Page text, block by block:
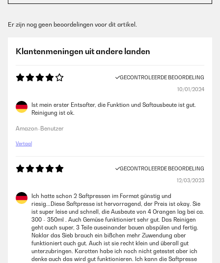
Er zijn nog geen beoordelingen voor dit artikel.
Klantenmeningen uit andere landen
GECONTROLEERDE BEOORDELING
10/01/2024
Ist mein erster Entsafter, die Funktion und Saftausbeute ist gut.
Reinigung ist ok.
Amazon-Benutzer
Vertaal
GECONTROLEERDE BEOORDELING
12/03/2023
Ich hatte schon 2 Saftpressen im Format günstig und
riesig...Diese Saftpresse ist hervorragend, der Preis ist okay. Sie
ist super leise und schnell, die Ausbeute von 4 Orangen lag bei ca.
300 - 350ml . Auch Gemüse funktioniert sehr gut. Das Reinigen
geht auch super, 3 Teile auseinander bauen abspülen und fertig.
Naklar das Sieb brauch ein bißchen mehr Zuwendung aber
funktioniert auch gut. Auch ist sie recht klein und überall gut
unterzubringen. Karotten habe ich noch nicht getestet aber ich
denke auch das wird gut funktionieren. Ich kann die Saftpresse